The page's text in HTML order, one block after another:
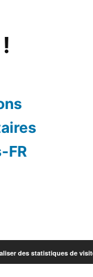
FR
des statistiques de